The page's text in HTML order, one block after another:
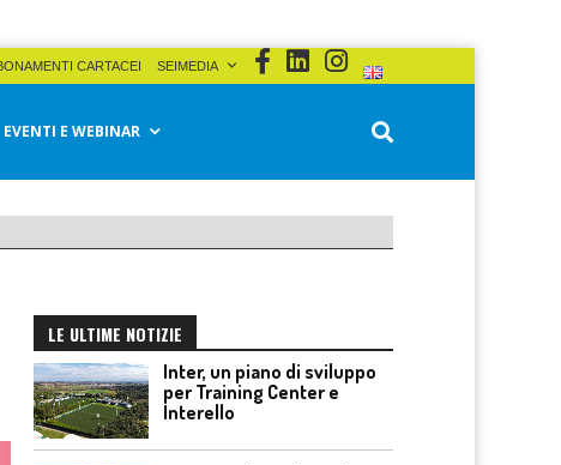
CARTACEI SEIMEDIA
EVENTI E WEBINAR
LE ULTIME NOTIZIE
Inter, un piano di sviluppo
per Training Center e
Interello